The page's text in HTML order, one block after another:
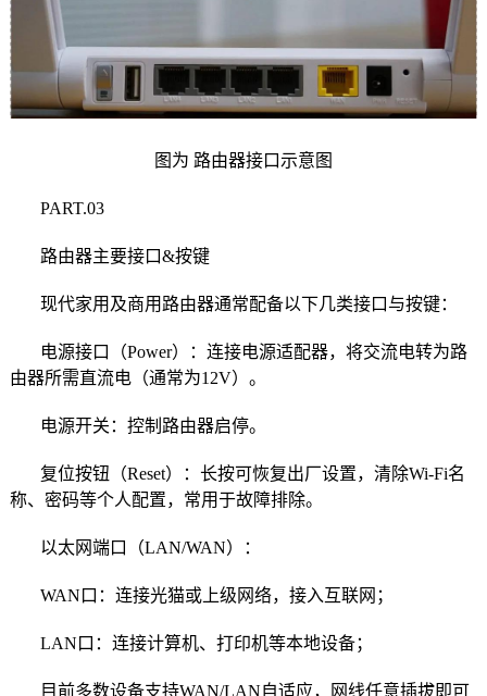
图为 路由器接口示意图
PART.03
路由器主要接口&按键
现代家用及商用路由器通常配备以下几类接口与按键：
电源接口（Power）：连接电源适配器，将交流电转为路
由器所需直流电（通常为12V）。
电源开关：控制路由器启停。
复位按钮（Reset）：长按可恢复出厂设置，清除Wi-Fi名
称、密码等个人配置，常用于故障排除。
以太网端口（LAN/WAN）：
WAN口：连接光猫或上级网络，接入互联网；
LAN口：连接计算机、打印机等本地设备；
目前多数设备支持WAN/LAN自适应，网线任意插拔即可